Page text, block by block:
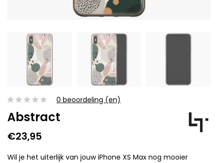
0 beoordeling (en)
Abstract
€23,95
Wil je het uiterlijk van jouw iPhone XS Max nog mooier